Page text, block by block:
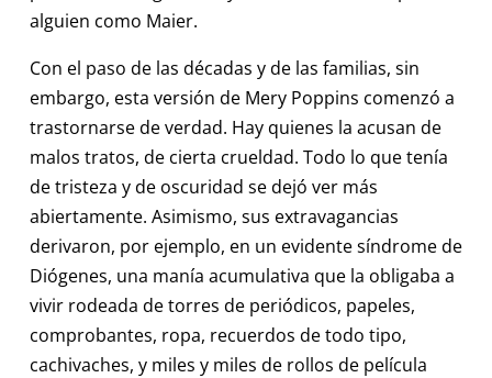
alguien como Maier.
Con el paso de las décadas y de las familias, sin
embargo, esta versión de Mery Poppins comenzó a
trastornarse de verdad. Hay quienes la acusan de
malos tratos, de cierta crueldad. Todo lo que tenía
de tristeza y de oscuridad se dejó ver más
abiertamente. Asimismo, sus extravagancias
derivaron, por ejemplo, en un evidente síndrome de
Diógenes, una manía acumulativa que la obligaba a
vivir rodeada de torres de periódicos, papeles,
comprobantes, ropa, recuerdos de todo tipo,
cachivaches, y miles y miles de rollos de película